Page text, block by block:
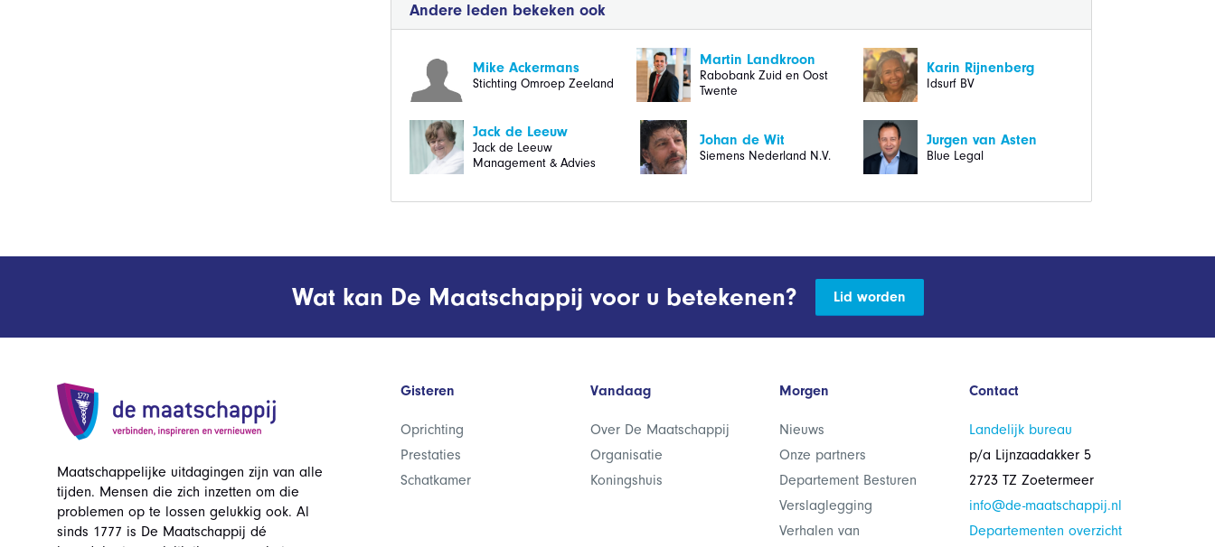
Andere leden bekeken ook
Mike Ackermans
Stichting Omroep Zeeland
Martin Landkroon
Rabobank Zuid en Oost
Twente
Karin Rijnenberg
Idsurf BV
Jack de Leeuw
Jack de Leeuw
Management & Advies
Johan de Wit
Siemens Nederland N.V.
Jurgen van Asten
Blue Legal
Wat kan De Maatschappij voor u betekenen? Lid worden
Maatschappelijke uitdagingen zijn van alle
tijden. Mensen die zich inzetten om die
problemen op te lossen gelukkig ook. Al
sinds 1777 is De Maatschappij dé
Gisteren
Oprichting
Prestaties
Schatkamer
Vandaag
Over De Maatschappij
Organisatie
Koningshuis
Morgen
Nieuws
Onze partners
Departement Besturen
Verslaglegging
Verhalen van
Contact
Landelijk bureau
p/a Lijnzaadakker 5
2723 TZ Zoetermeer
info@de-maatschappij.nl
Departementen overzicht